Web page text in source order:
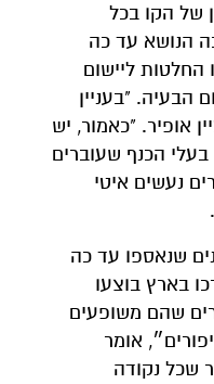
של הקו בכל
הנושא עד כה
ליישום
הבעיה. "בעניין
אופיר. "כאמור, יש
הכנף שעוברים
נעשים איטי
שנאספו עד כה
בארץ בוצעו
שהם משופעים
אומר
שכל נקודה